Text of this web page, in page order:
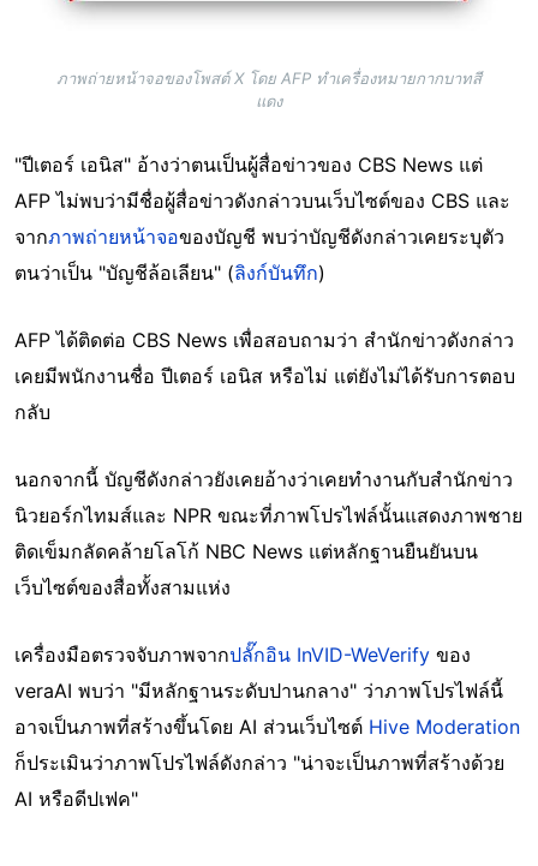
ภาพถ่ายหน้าจอของโพสต์ X โดย AFP ทำเครื่องหมายกากบาทสี
แดง
"ปีเตอร์ เอนิส" อ้างว่าตนเป็นผู้สื่อข่าวของ CBS News แต่
AFP ไม่พบว่ามีชื่อผู้สื่อข่าวดังกล่าวบนเว็บไซต์ของ CBS และ
จากภาพถ่ายหน้าจอของบัญชี พบว่าบัญชีดังกล่าวเคยระบุตัว
ตนว่าเป็น "บัญชีล้อเลียน" (ลิงก์บันทึก)
AFP ได้ติดต่อ CBS News เพื่อสอบถามว่า สำนักข่าวดังกล่าว
เคยมีพนักงานชื่อ ปีเตอร์ เอนิส หรือไม่ แต่ยังไม่ได้รับการตอบ
กลับ
นอกจากนี้ บัญชีดังกล่าวยังเคยอ้างว่าเคยทำงานกับสำนักข่าว
นิวยอร์กไทมส์และ NPR ขณะที่ภาพโปรไฟล์นั้นแสดงภาพชาย
ติดเข็มกลัดคล้ายโลโก้ NBC News แต่หลักฐานยืนยันบน
เว็บไซต์ของสื่อทั้งสามแห่ง
เครื่องมือตรวจจับภาพจากปลั๊กอิน InVID-WeVerify ของ
veraAI พบว่า "มีหลักฐานระดับปานกลาง" ว่าภาพโปรไฟล์นี้
อาจเป็นภาพที่สร้างขึ้นโดย AI ส่วนเว็บไซต์ Hive Moderation
ก็ประเมินว่าภาพโปรไฟล์ดังกล่าว "น่าจะเป็นภาพที่สร้างด้วย
AI หรือดีปเฟค"